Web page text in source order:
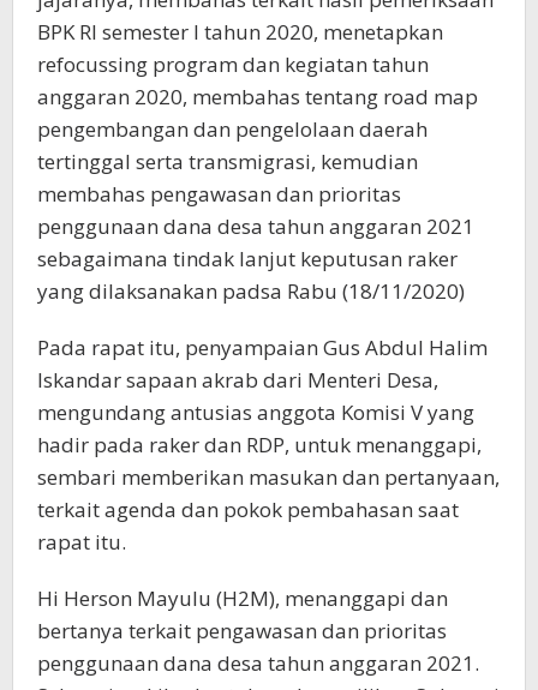
BPK RI semester I tahun 2020, menetapkan
refocussing program dan kegiatan tahun
anggaran 2020, membahas tentang road map
pengembangan dan pengelolaan daerah
tertinggal serta transmigrasi, kemudian
membahas pengawasan dan prioritas
penggunaan dana desa tahun anggaran 2021
sebagaimana tindak lanjut keputusan raker
yang dilaksanakan padsa Rabu (18/11/2020)
Pada rapat itu, penyampaian Gus Abdul Halim
Iskandar sapaan akrab dari Menteri Desa,
mengundang antusias anggota Komisi V yang
hadir pada raker dan RDP, untuk menanggapi,
sembari memberikan masukan dan pertanyaan,
terkait agenda dan pokok pembahasan saat
rapat itu.
Hi Herson Mayulu (H2M), menanggapi dan
bertanya terkait pengawasan dan prioritas
penggunaan dana desa tahun anggaran 2021.